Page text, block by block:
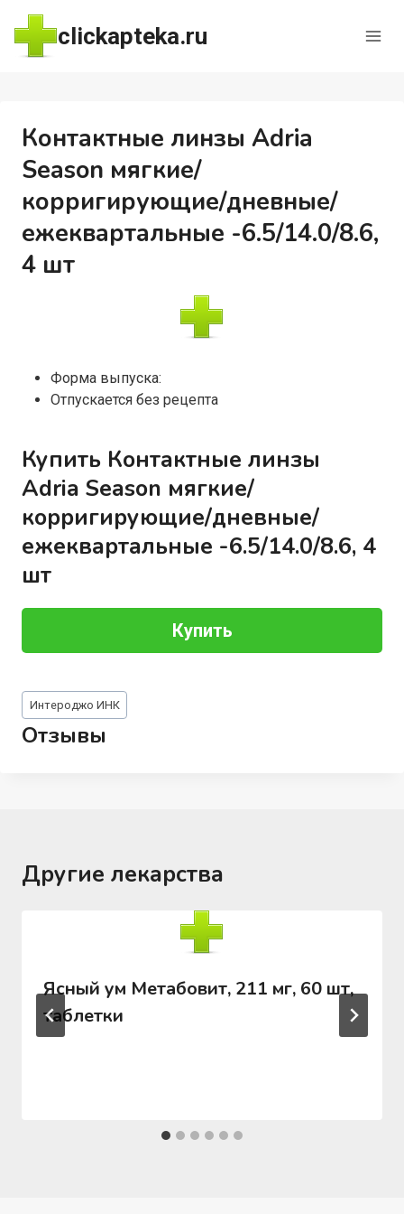
Перейти
содержимому
clickapteka.ru
Контактные линзы Adria
Season мягкие/
корригирующие/дневные/
ежеквартальные -6.5/14.0/8.6,
4 шт
Форма выпуска:
Отпускается без рецепта
Купить Контактные линзы
Adria Season мягкие/
корригирующие/дневные/
ежеквартальные -6.5/14.0/8.6, 4
шт
Купить
Метки
записи:
Интероджо ИНК
Отзывы
Другие лекарства
Ясный ум Метабовит, 211 мг, 60 шт,
таблетки